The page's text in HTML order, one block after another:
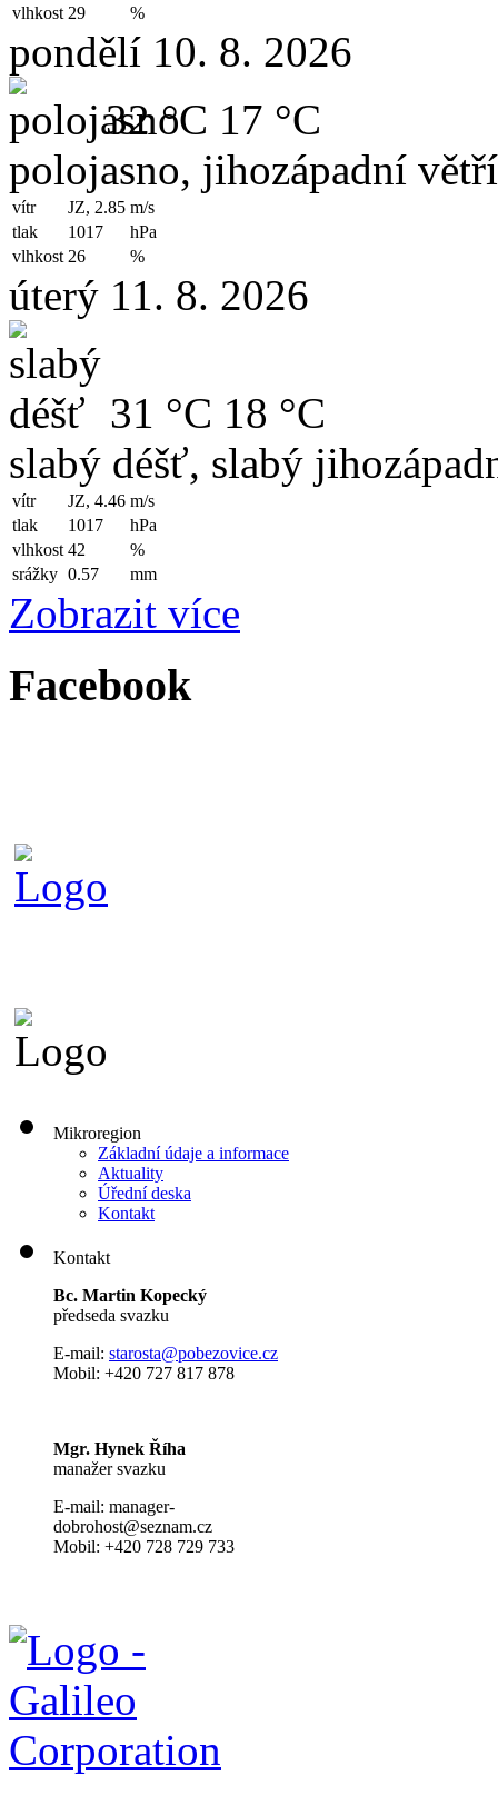
vlhkost 29 %
pondělí 10. 8. 2026
32 °C 17 °C
polojasno, jihozápadní
vítr JZ, 2.85 m/s
tlak
1017
hPa
vlhkost 26 %
úterý 11. 8. 2026
31 °C 18 °C
slabý déšť, slabý
vítr JZ, 4.46 m/s
tlak
1017
hPa
vlhkost 42
%
srážky 0.57 mm
Zobrazit více
Facebook
Mikroregion
Základní údaje a informace
Aktuality
Úřední deska
Kontakt
Kontakt
Bc. Martin Kopecký
předseda svazku
E-mail: starosta@pobezovice.cz
Mobil: +420 727 817 878
Mgr. Hynek Říha
manažer svazku
E-mail: manager-
dobrohost@seznam.cz
Mobil: +420 728 729 733